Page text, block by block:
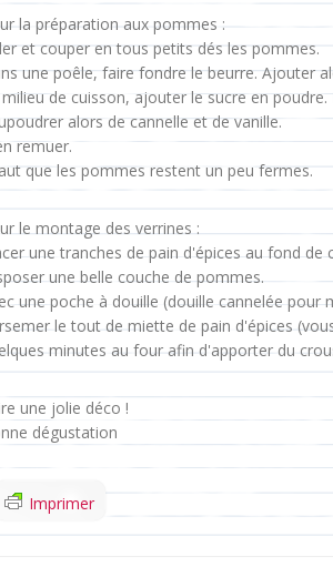
la préparation aux pommes :
et couper en tous petits dés les pommes.
une poêle, faire fondre le beurre. Ajouter
milieu de cuisson, ajouter le sucre en
alors de cannelle et de vanille.
remuer.
que les pommes restent un peu fermes.
le montage des verrines :
une tranches de pain d'épices au fond de
une belle couche de pommes.
une poche à douille (douille cannelée pour
le tout de miette de pain d'épices
minutes au four afin d'apporter du
une jolie déco !
dégustation
Imprimer